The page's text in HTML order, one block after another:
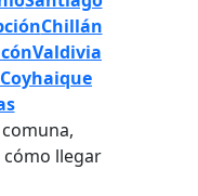
Chillán
Valdivia
Coyhaique
cómo llegar